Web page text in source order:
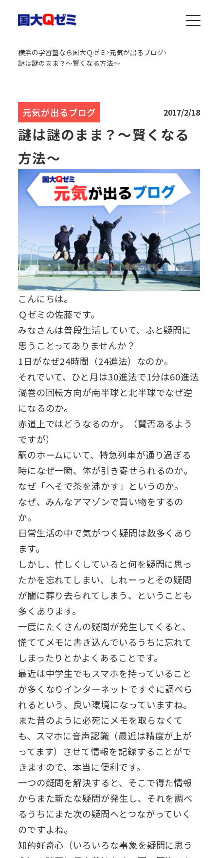
横浜の学習塾なら国大Ｑゼミ 元気が出るブログ
謎は謎のまま？～賢くなる方法～
元気が出るブログ 2017/2/18
謎は謎のまま？～賢くなる
方法～
こんにちは。
Ｑゼミの佐藤です。
みなさんは普段生活していて、ふと疑問に
思うことってありませんか？
1日がなぜ24時間（24進法）なのか。
それでいて、ひと月は30進法で1分は60進法
渦巻の回転方向が南半球と北半球でなぜ逆
になるのか。
赤道上ではどうなるのか。（賛否あるよう
ですが）
駅のホームにいて、特急列車が通り過ぎる
時になぜ一瞬、体が引き寄せられるのか。
なぜ「へそで茶を沸かす」というのか。
なぜ、みんなアマゾンで買い物をするの
か。
日常生活の中で気がつく疑問は数多くあり
ます。
しかし、忙しくしていると何を疑問に思っ
たかを忘れてしまい、しれーっとその疑問
が闇に葬り去られてしまう、ということも
多くあります。
一度にたくさんの疑問が発生してくると、
慌ててメモに書き込んでいるうちに忘れて
しまったりとかよくあることです。
最近は中学生でもスマホを持っていること
が多くなりインターネットですぐに調べら
れるという、良い環境になっていますね。
また昔のように必死にメモを取らなくて
も、スマホに音声認識（最近は精度が上が
ってます）させて情報を記録することがで
きますので、本当に便利です。
一つの疑問を解決すると、そこで得た情報
からまた新たな疑問が発生し、それを調べ
るうちにまた次の疑問へとつながっていく
のですよね。
知的好奇心（いろいろな事象を疑問に思う